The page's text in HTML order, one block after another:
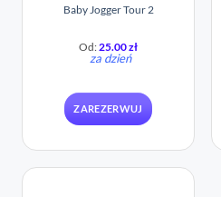
Baby Jogger Tour 2
Od:25.00zł
za dzień
ZAREZERWUJ